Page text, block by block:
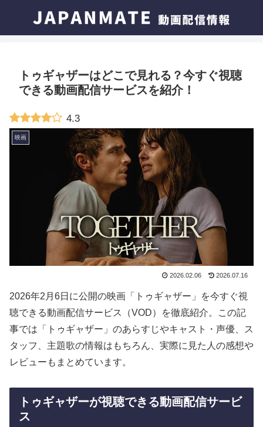
トゥギャザーはどこで見れる？今すぐ視聴
できる動画配信サービスを紹介！
4.3
映画
2026.02.06 2026.07.16
2026年2月6日に公開の映画「トゥギャザー」を今すぐ視
聴できる動画配信サービス（VOD）を徹底紹介。この記
事では「トゥギャザー」のあらすじやキャスト・声優、ス
タッフ、主題歌の情報はもちろん、実際に見た人の感想や
レビューもまとめています。
トゥギャザーが視聴できる動画配信サービ
ス